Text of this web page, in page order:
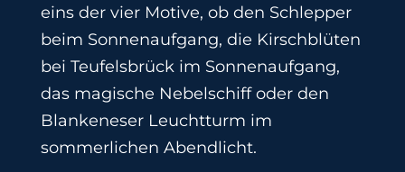
eins der vier Motive, ob den Schlepper
beim Sonnenaufgang, die Kirschblüten
bei Teufelsbrück im Sonnenaufgang,
das magische Nebelschiff oder den
Blankeneser Leuchtturm im
sommerlichen Abendlicht.